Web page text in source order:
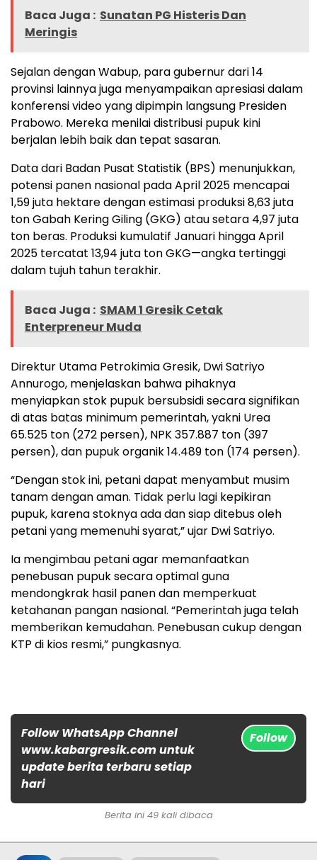
Baca Juga : Sunatan PG Histeris Dan
Meringis
Sejalan dengan Wabup, para gubernur dari 14
provinsi lainnya juga menyampaikan apresiasi dalam
konferensi video yang dipimpin langsung Presiden
Prabowo. Mereka menilai distribusi pupuk kini
berjalan lebih baik dan tepat sasaran.
Data dari Badan Pusat Statistik (BPS) menunjukkan,
potensi panen nasional pada April 2025 mencapai
1,59 juta hektare dengan estimasi produksi 8,63 juta
ton Gabah Kering Giling (GKG) atau setara 4,97 juta
ton beras. Produksi kumulatif Januari hingga April
2025 tercatat 13,94 juta ton GKG—angka tertinggi
dalam tujuh tahun terakhir.
Baca Juga : SMAM 1 Gresik Cetak
Enterpreneur Muda
Direktur Utama Petrokimia Gresik, Dwi Satriyo
Annurogo, menjelaskan bahwa pihaknya
menyiapkan stok pupuk bersubsidi secara signifikan
di atas batas minimum pemerintah, yakni Urea
65.525 ton (272 persen), NPK 357.887 ton (397
persen), dan pupuk organik 14.489 ton (174 persen).
“Dengan stok ini, petani dapat menyambut musim
tanam dengan aman. Tidak perlu lagi kepikiran
pupuk, karena stoknya ada dan siap ditebus oleh
petani yang memenuhi syarat,” ujar Dwi Satriyo.
Ia mengimbau petani agar memanfaatkan
penebusan pupuk secara optimal guna
mendongkrak hasil panen dan memperkuat
ketahanan pangan nasional. “Pemerintah juga telah
memberikan kemudahan. Penebusan cukup dengan
KTP di kios resmi,” pungkasnya.
Follow WhatsApp Channel
www.kabargresik.com untuk
update berita terbaru setiap
hari
Follow
Berita ini 49 kali dibaca